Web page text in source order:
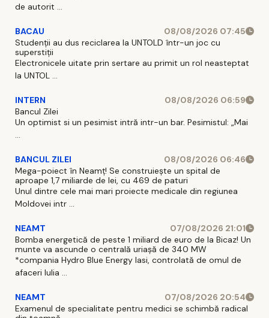
de autorit ...
BACAU
08/08/2026 07:45
Studenții au dus reciclarea la UNTOLD într-un joc cu
superstiții
Electronicele uitate prin sertare au primit un rol neasteptat
la UNTOL ...
INTERN
08/08/2026 06:59
Bancul Zilei
Un optimist si un pesimist intră intr-un bar. Pesimistul: „Mai
...
BANCUL ZILEI
08/08/2026 06:46
Mega-poiect în Neamț! Se construiește un spital de
aproape 1,7 miliarde de lei, cu 469 de paturi
Unul dintre cele mai mari proiecte medicale din regiunea
Moldovei intr ...
NEAMT
07/08/2026 21:01
Bomba energetică de peste 1 miliard de euro de la Bicaz! Un
munte va ascunde o centrală uriașă de 340 MW
*compania Hydro Blue Energy Iasi, controlată de omul de
afaceri Iulia ...
NEAMT
07/08/2026 20:54
Examenul de specialitate pentru medici se schimbă radical